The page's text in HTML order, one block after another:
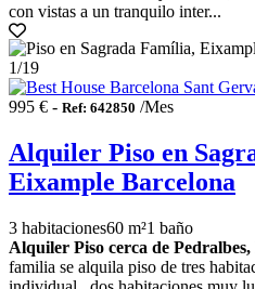
con vistas a un tranquilo inter...
1/19
995 € - Ref: 642850 /Mes
Alquiler Piso en
Eixample Barcelona
3 habitaciones60 m²1 baño
Alquiler Piso cerca de
familia se alquila piso de tres